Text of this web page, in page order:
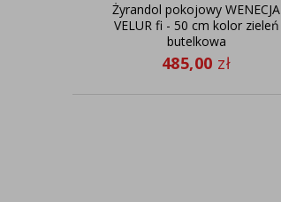
Żyrandol pokojowy WENECJA
VELUR fi - 50 cm kolor zieleń
butelkowa
485,00 zł